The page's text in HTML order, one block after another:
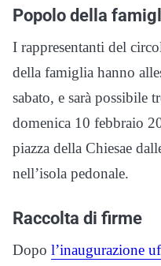
Popolo della
I rappresentanti del
della famiglia hanno
sabato, e sarà possibile
domenica 10 febbraio
piazza della Chiesae
nell’isola pedonale.
Raccolta di firme
Dopo l’inaugurazione